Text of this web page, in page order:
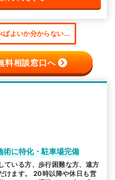
ばよいか分からない...
料相談窓口へ
術に特化・駐車場完備
ている方、歩行困難な方、遠方
降や休日も営